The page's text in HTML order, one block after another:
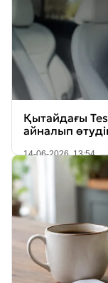
Қытайдағы
айналып
14-06-2026, 13:54